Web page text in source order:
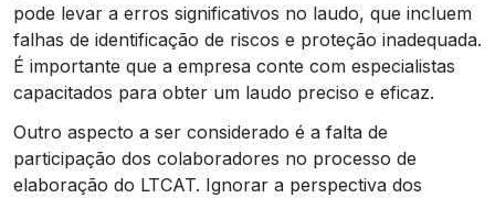
pode levar a erros significativos no laudo, que incluem
falhas de identificação de riscos e proteção inadequada.
É importante que a empresa conte com especialistas
capacitados para obter um laudo preciso e eficaz.
Outro aspecto a ser considerado é a falta de
participação dos colaboradores no processo de
elaboração do LTCAT. Ignorar a perspectiva dos